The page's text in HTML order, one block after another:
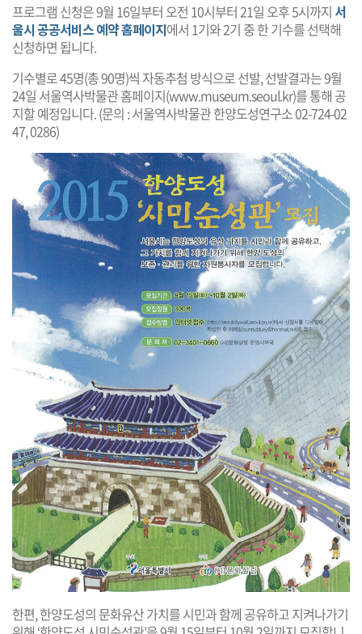
프로그램 신청은 9월 16일부터 오전 10시부터 21일 오후 5시까지 서
울시 공공서비스 예약 홈페이지에서 1기와 2기 중 한 기수를 선택해
신청하면 됩니다.
기수별로 45명(총 90명)씩 자동추첨 방식으로 선발, 선발결과는 9월
24일 서울역사박물관 홈페이지(www.museum.seoul.kr)를 통해 공
지할 예정입니다. (문의 : 서울역사박물관 한양도성연구소 02-724-02
47, 0286)
한편, 한양도성의 문화유산 가치를 시민과 함께 공유하고 지켜나가기